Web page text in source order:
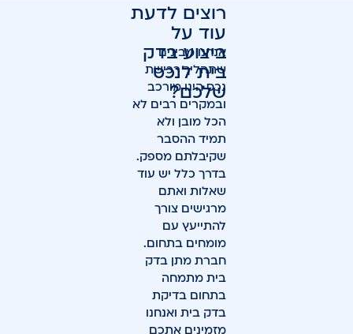
רוצים לדעת
עוד על
ביצוע בדק
בית לנכס
שלכם?
אנחנו מבינים
שתהליך רכישת
נכס הינו מורכב
ובמקרים רבים לא
הכל מובן ולא
תמיד ההסבר
שקיבלתם מספק.
בדרך כלל יש עוד
שאלות ואתם
מרגישים צורך
להתייעץ עם
מומחים בתחום.
חברת מתן בדק
בית מתמחה
בתחום בדיקת
בדק בית ואנחנו
מזמינים אתכם